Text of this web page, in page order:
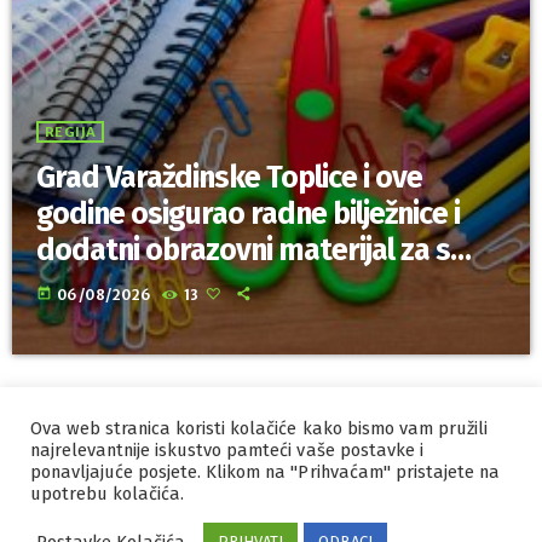
REGIJA
Grad Varaždinske Toplice i ove
godine osigurao radne bilježnice i
dodatni obrazovni materijal za sve
osnovnoškolce
today 06/08/2026 13
IZRADA I HOSTINGORBIS
MARKETING
PRAVILA PRIVATNOSTI
Ova web stranica koristi kolačiće kako bismo vam pružili
najrelevantnije iskustvo pamteći vaše postavke i
ponavljajuće posjete. Klikom na "Prihvaćam" pristajete na
upotrebu kolačića.